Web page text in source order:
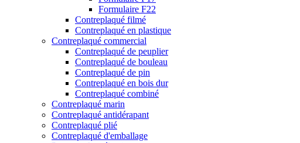
Formulaire F22
Contreplaqué filmé
Contreplaqué en plastique
Contreplaqué commercial
Contreplaqué de peuplier
Contreplaqué de bouleau
Contreplaqué de pin
Contreplaqué en bois dur
Contreplaqué combiné
Contreplaqué marin
Contreplaqué antidérapant
Contreplaqué plié
Contreplaqué d'emballage